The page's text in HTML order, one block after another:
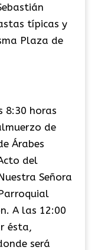
típicas y
Plaza de
8:30 horas
de
Árabes
del
Señora
A las 12:00
ésta,
será